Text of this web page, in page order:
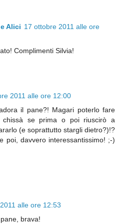
Alici 17 ottobre 2011 alle ore
Complimenti Silvia!
2011 alle ore 12:00
il pane?! Magari poterlo fare
chissà se prima o poi riuscirò a
(e soprattutto stargli dietro?)!?
poi, davvero interessantissimo! ;-)
alle ore 12:53
brava!